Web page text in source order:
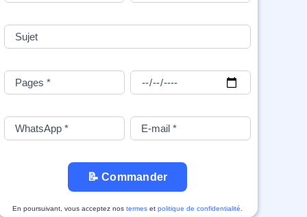
📝 Commander
En poursuivant, vous acceptez nos termes et politique de confidentialité